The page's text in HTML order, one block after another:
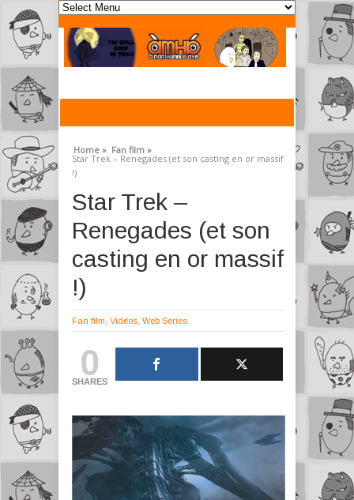
Home » Fan film »
Star Trek – Renegades (et son casting en or massif
!)
Star Trek –
Renegades (et son
casting en or massif
!)
Fan film Vidéos Web Séries
0
SHARES